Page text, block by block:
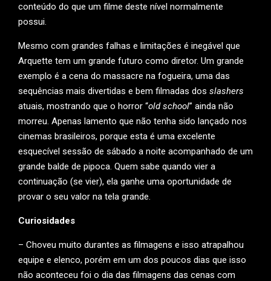
conteúdo do que um filme deste nível normalmente
possui.
Mesmo com grandes falhas e limitações é inegável que
Arquette tem um grande futuro como diretor. Um grande
exemplo é a cena do massacre na fogueira, uma das
sequências mais divertidas e bem filmadas dos slashers
atuais, mostrando que o horror “old school” ainda não
morreu. Apenas lamento que não tenha sido lançado nos
cinemas brasileiros, porque esta é uma excelente
esquecível sessão de sábado a noite acompanhado de um
grande balde de pipoca. Quem sabe quando vier a
continuação (se vier), ela ganhe uma oportunidade de
provar o seu valor na tela grande.
Curiosidades
– Choveu muito durantes as filmagens e isso atrapalhou
equipe e elenco, porém em um dos poucos dias que isso
não aconteceu foi o dia das filmagens das cenas com